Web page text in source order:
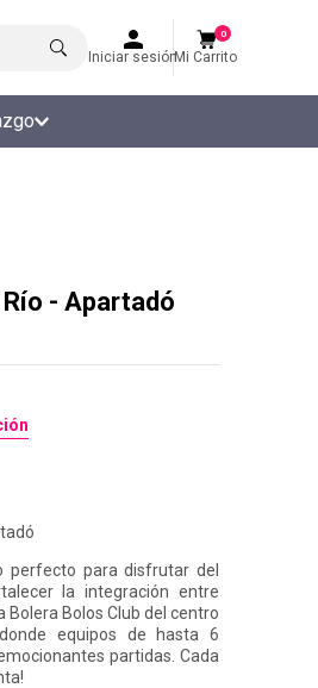
Iniciar sesiónMi Carrito
0
- Apartadó
perfecto para disfrutar del
la integración entre
Bolera Bolos Club del centro
equipos de hasta 6
partidas. Cada